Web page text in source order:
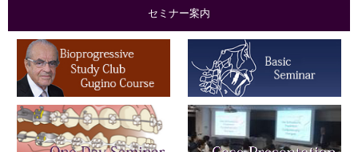
セミナー案内